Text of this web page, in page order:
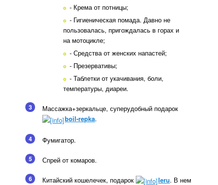
- Крема от потницы;
- Гигиеническая помада. Давно не
пользовалась, пригождалась в горах и
на мотоцикле;
- Средства от женских напастей;
- Презервативы;
- Таблетки от укачивания, боли,
температуры, диареи.
Массажка+зеркальце, суперудобный подарок
boil-repka.
3
Фумигатор.
4
Спрей от комаров.
5
Китайский кошелечек, подарок leru. В нем
6